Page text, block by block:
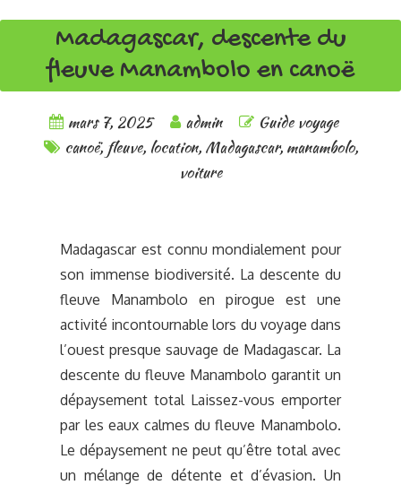
Madagascar, descente du
fleuve Manambolo en canoë
mars 7, 2025 admin
Guide voyage
canoë, fleuve, location, Madagascar, manambolo,
voiture
Madagascar est connu mondialement pour
son immense biodiversité. La descente du
fleuve Manambolo en pirogue est une
activité incontournable lors du voyage dans
l’ouest presque sauvage de Madagascar. La
descente du fleuve Manambolo garantit un
dépaysement total Laissez-vous emporter
par les eaux calmes du fleuve Manambolo.
Le dépaysement ne peut qu’être total avec
un mélange de détente et d’évasion. Un